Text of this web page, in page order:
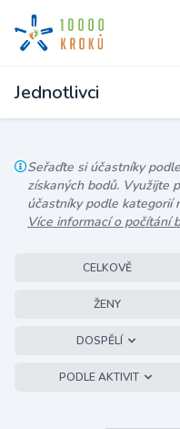
Jednotlivci
Seřaďte si účastníky
získaných bodů. Využijte
účastníky podle kategorií
Více informací o počítání
CELKOVĚ
ŽENY
DOSPĚLÍ
PODLE AKTIVIT